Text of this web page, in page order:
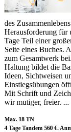
des
Herausforderung für
Tage Teil einer
Seite eines Buches.
zum Gesamtwerk
Haltung bildet die
Ideen, Sichtweisen
Einstiegsübungen
Mit Schrift und
wir mutiger, freier. ...
Max. 18 TN
4 Tage Tandem 560 €.